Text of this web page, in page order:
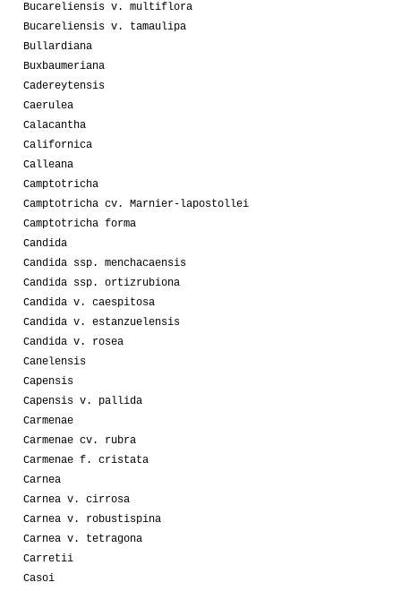
Bucareliensis v. multiflora
Bucareliensis v. tamaulipa
Bullardiana
Buxbaumeriana
Cadereytensis
Caerulea
Calacantha
Californica
Calleana
Camptotricha
Camptotricha cv. Marnier-lapostollei
Camptotricha forma
Candida
Candida ssp. menchacaensis
Candida ssp. ortizrubiona
Candida v. caespitosa
Candida v. estanzuelensis
Candida v. rosea
Canelensis
Capensis
Capensis v. pallida
Carmenae
Carmenae cv. rubra
Carmenae f. cristata
Carnea
Carnea v. cirrosa
Carnea v. robustispina
Carnea v. tetragona
Carretii
Casoi